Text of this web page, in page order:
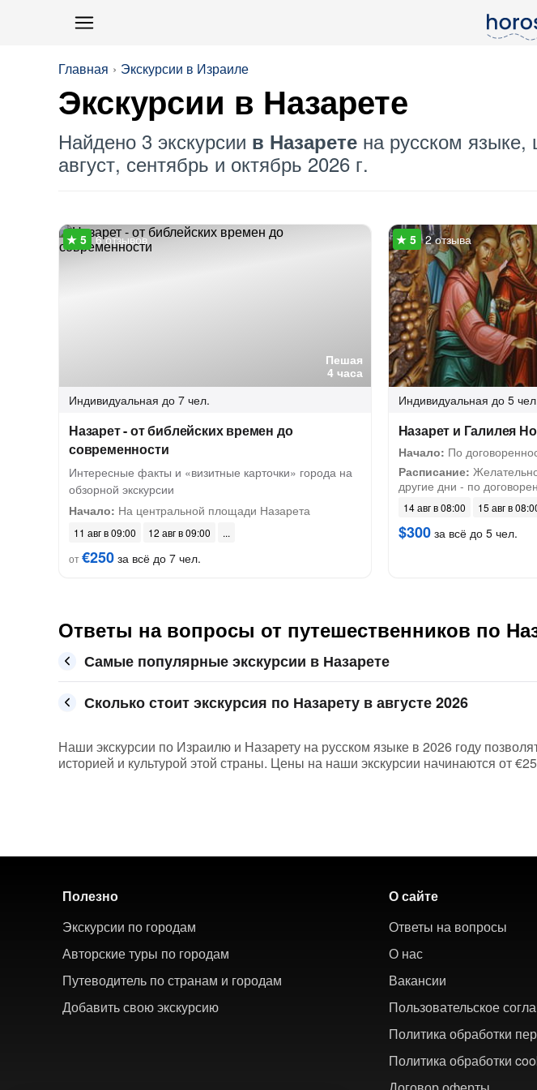
Главная Экскурсии в Израиле
Экскурсии в Назарете
Найдено 3 экскурсии в Назарете на русском
август, сентябрь и октябрь 2026 г.
Пешая
4 часа
6 отзывов
Индивидуальная до 7 чел.
Назарет - от библейских времен до
современности
Интересные факты и «визитные карточки» города на
обзорной экскурсии
Начало: На центральной площади Назарета
11 авг в 09:00
12 авг в 09:00
от€250 за всё до 7 чел.
2 отзыва
Индивидуальная до 5
Назарет и Галилея
Начало: По
Расписание:
другие дни - по
14 авг в 08:00 15 авг в
$300за всё до 5 чел.
Ответы на вопросы от путешественников по
Самые популярные экскурсии в Назарете
Сколько стоит экскурсия по Назарету в августе 2026
Наши экскурсии по Израилю и Назарету на русском языке в 2026 году
историей и культурой этой страны. Цены на наши экскурсии начинаются от
Полезно
Экскурсии по городам
Авторские туры по городам
Путеводитель по странам и городам
Добавить свою экскурсию
О сайте
Ответы на вопросы
О нас
Вакансии
Пользовательское
Политика обработки
Политика обработки